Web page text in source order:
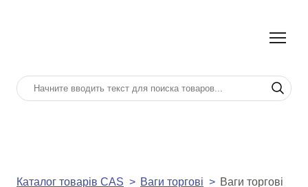
Каталог товарів CAS Ваги торгові
Ваги торгові